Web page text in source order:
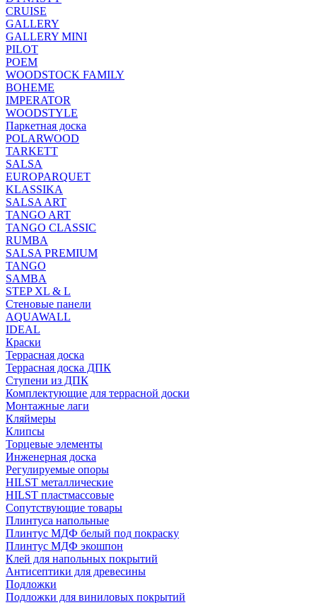
CRUISE
GALLERY
GALLERY MINI
PILOT
POEM
WOODSTOCK FAMILY
BOHEME
IMPERATOR
WOODSTYLE
Паркетная доска
POLARWOOD
TARKETT
SALSA
EUROPARQUET
KLASSIKA
SALSA ART
TANGO ART
TANGO CLASSIC
RUMBA
SALSA PREMIUM
TANGO
SAMBA
STEP XL & L
Стеновые панели
AQUAWALL
IDEAL
Краски
Террасная доска
Террасная доска ДПК
Ступени из ДПК
Комплектующие для террасной доски
Монтажные лаги
Кляймеры
Клипсы
Торцевые элементы
Инженерная доска
Регулируемые опоры
HILST металлические
HILST пластмассовые
Сопутствующие товары
Плинтуса напольные
Плинтус МДФ белый под покраску
Плинтус МДФ экошпон
Клей для напольных покрытий
Антисептики для древесины
Подложки
Подложки для виниловых покрытий